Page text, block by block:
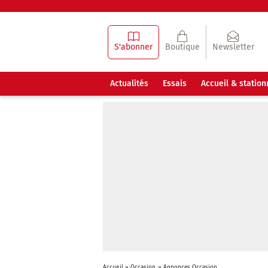
S'abonner Boutique Newsletter
Actualités Essais Accueil &